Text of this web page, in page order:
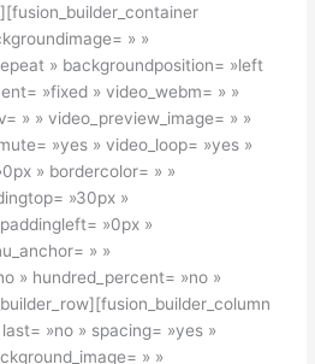
» »
» backgroundposition= »left
»fixed » video_webm= » »
» » video_preview_image= » »
»yes » video_loop= »yes »
» bordercolor= » »
»30px »
»0px »
» »
» hundred_percent= »no »
last= »no » spacing= »yes »
» »